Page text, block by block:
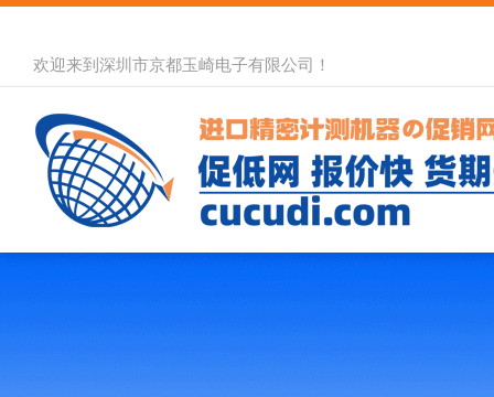
欢迎来到深圳市京都玉崎电子有限公司！